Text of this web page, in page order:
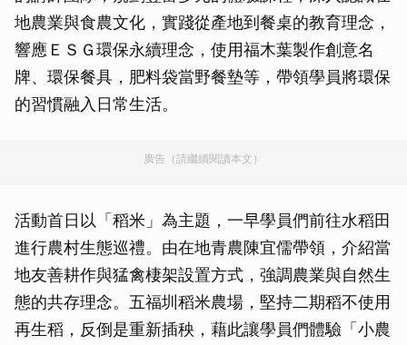
地農業與食農文化，實踐從產地到餐桌的教育理念，
響應ＥＳＧ環保永續理念，使用福木葉製作創意名
牌、環保餐具，肥料袋當野餐墊等，帶領學員將環保
的習慣融入日常生活。
廣告（請繼續閱讀本文）
活動首日以「稻米」為主題，一早學員們前往水稻田
進行農村生態巡禮。由在地青農陳宜儒帶領，介紹當
地友善耕作與猛禽棲架設置方式，強調農業與自然生
態的共存理念。五福圳稻米農場，堅持二期稻不使用
再生稻，反倒是重新插秧，藉此讓學員們體驗「小農